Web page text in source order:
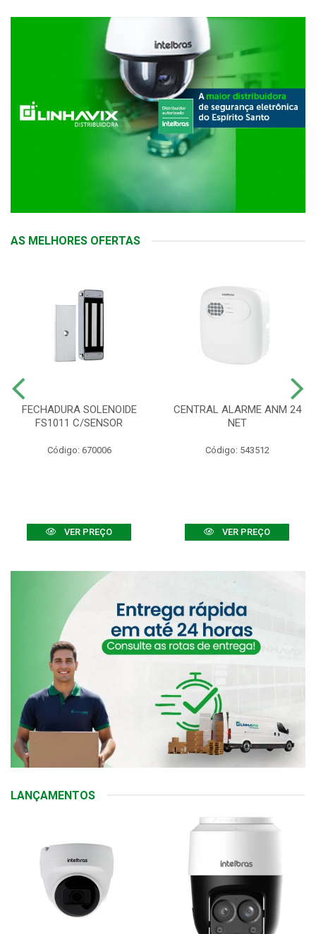
AS MELHORES OFERTAS
FECHADURA SOLENOIDE
FS1011 C/SENSOR
Código: 670006
VER PREÇO
CENTRAL ALARME ANM 24
NET
Código: 543512
VER PREÇO
LANÇAMENTOS